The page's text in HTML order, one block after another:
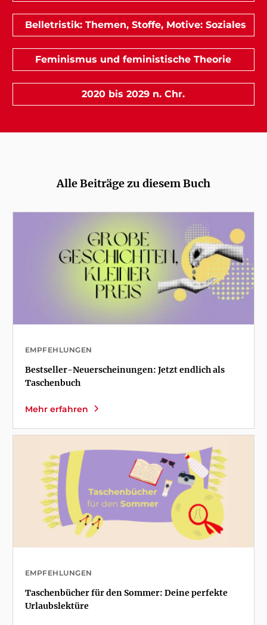
Belletristik: Themen, Stoffe, Motive: Soziales
Feminismus und feministische Theorie
2020 bis 2029 n. Chr.
Alle Beiträge zu diesem Buch
EMPFEHLUNGEN
Bestseller-Neuerscheinungen: Jetzt endlich als
Taschenbuch
Mehr erfahren
EMPFEHLUNGEN
Taschenbücher für den Sommer: Deine perfekte
Urlaubslektüre